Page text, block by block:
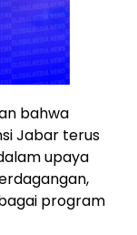
bahwa
Jabar terus
upaya
program